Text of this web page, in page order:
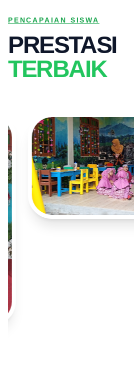
PENCAPAIAN SISWA
PRESTASI
TERBAIK